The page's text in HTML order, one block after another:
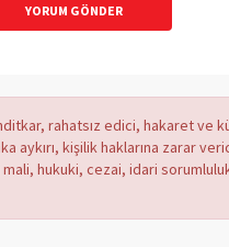
YORUM GÖNDER
rahatsız edici, hakaret ve
aykırı, kişilik haklarına zarar
hukuki, cezai, idari